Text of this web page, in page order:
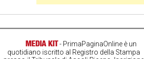
MEDIA KIT- PrimaPaginaOnline è un
quotidiano iscritto al Registro della Stampa